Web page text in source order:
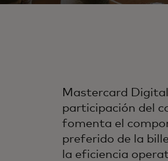
Mastercard
participación del
fomenta el
preferido de la
la eficiencia